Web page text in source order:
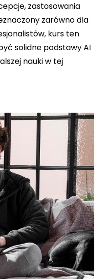
zastosowania
zarówno dla
kurs ten
solidne podstawy AI
nauki w tej